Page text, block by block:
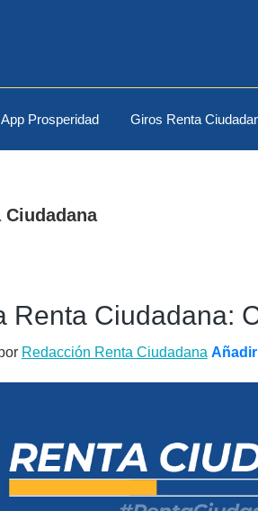
App Prosperidad Giros Renta
Ciudadana
Renta Ciudadana:
Redacción Renta Ciudadana